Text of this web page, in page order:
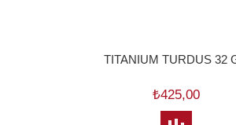
TITANIUM TURDUS 32
₺425,00